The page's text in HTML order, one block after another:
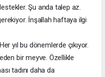
Şu anda talep az.
İnşallah haftaya ilgi
yıl bu dönemlerde çıkıyor.
bir meyve. Özellikle
tadını daha da